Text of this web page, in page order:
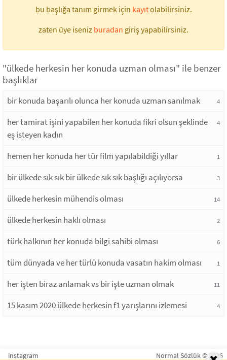
bu başlığa tanım girmek için kayıtolabilirsiniz.
zaten üye iseniz buradan giriş yapabilirsiniz.
"ülkede herkesin her konuda uzman olması" ile benzer
başlıklar
bir konuda başarılı olunca her konuda uzman sanılmak 4
her tamirat işini yapabilen her konuda fikri olsun şeklinde
eş isteyen kadın
4
hemen her konuda her tür film yapılabildiği yıllar 1
bir ülkede sık sık bir ülkede sık sık başlığı açılıyorsa 3
ülkede herkesin mühendis olması 14
ülkede herkesin haklı olması 2
türk halkının her konuda bilgi sahibi olması 6
tüm dünyada ve her türlü konuda vasatın hakim olması 1
her işten biraz anlamak vs bir işte uzman olmak 11
15 kasım 2020 ülkede herkesin f1 yarışlarını izlemesi 4
instagram Normal Sözlük © 2026